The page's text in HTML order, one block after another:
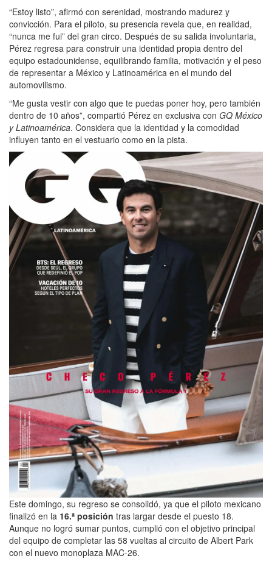
“Estoy listo”, afirmó con serenidad, mostrando madurez y
convicción. Para el piloto, su presencia revela que, en realidad,
“nunca me fui” del gran circo. Después de su salida involuntaria,
Pérez regresa para construir una identidad propia dentro del
equipo estadounidense, equilibrando familia, motivación y el peso
de representar a México y Latinoamérica en el mundo del
automovilismo.
“Me gusta vestir con algo que te puedas poner hoy, pero también
dentro de 10 años”, compartió Pérez en exclusiva con GQ México
y Latinoamérica. Considera que la identidad y la comodidad
influyen tanto en el vestuario como en la pista.
Este domingo, su regreso se consolidó, ya que el piloto mexicano
finalizó en la 16.ª posición tras largar desde el puesto 18.
Aunque no logró sumar puntos, cumplió con el objetivo principal
del equipo de completar las 58 vueltas al circuito de Albert Park
con el nuevo monoplaza MAC-26.